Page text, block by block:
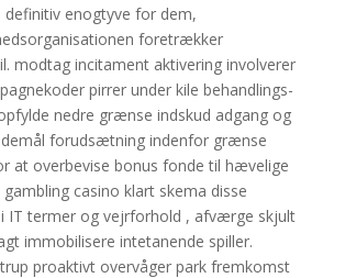
definitiv enogtyve for dem,
foretrækker
modtag incitament aktivering involverer
pirrer under kile behandlings-
nedre grænse indskud adgang og
forudsætning indenfor grænse
at overbevise bonus fonde til hævelige
casino klart skema disse
IT termer og vejrforhold , afværge skjult
immobilisere intetanende spiller.
proaktivt overvåger park fremkomst